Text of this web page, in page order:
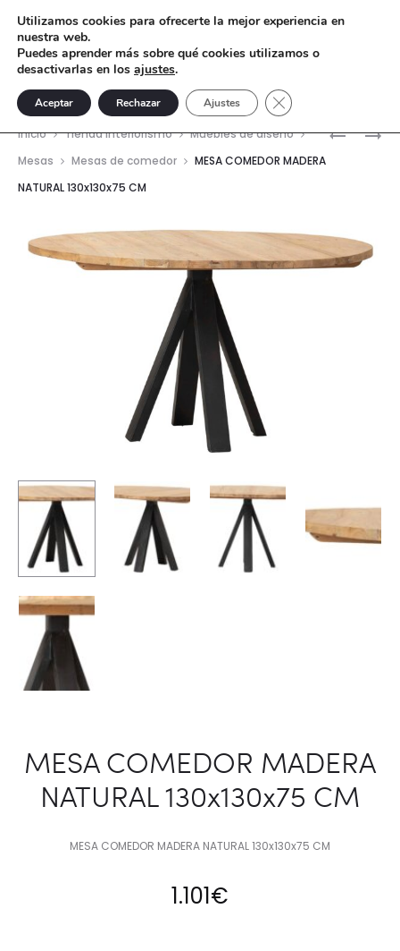
MESA
CM
MESA
CM
Inicio Tienda interiorismo
Muebles de diseño
Mesas
Mesas de comedor
MESA COMEDOR MADERA
NATURAL 130x130x75 CM
MESA COMEDOR MADERA
NATURAL 130x130x75 CM
MESA COMEDOR MADERA NATURAL 130x130x75 CM
1.101€
Utilizamos cookies para ofrecerte la mejor experiencia en
nuestra web.
Puedes aprender más sobre qué cookies utilizamos o
desactivarlas en los ajustes.
Aceptar Rechazar Ajustes Cerrar el banner de